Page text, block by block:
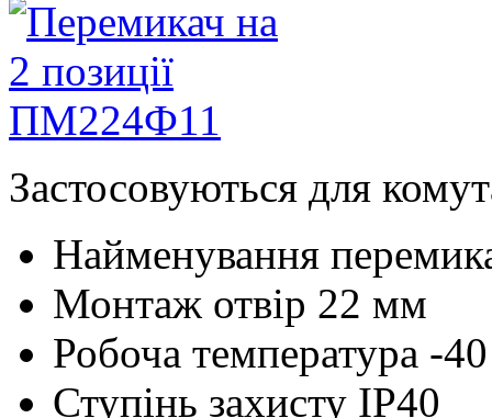
Застосовуються для
Найменування
Монтаж отвір 22 мм
Робоча температура -
Ступінь захисту IP40